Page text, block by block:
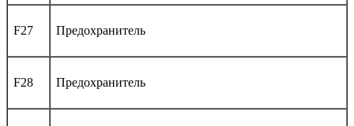
F27 Предохранитель
F28 Предохранитель